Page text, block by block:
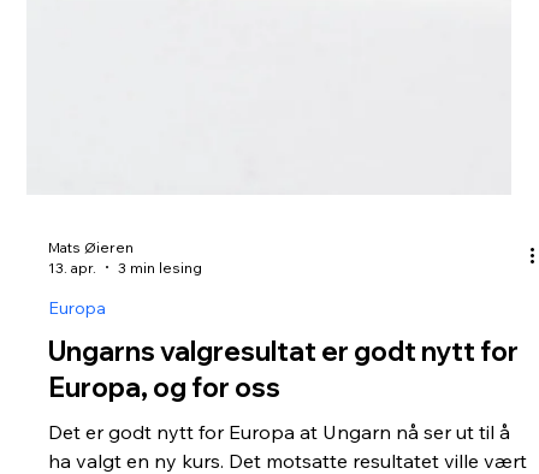
Europa
Har Putin fått Europa akkurat der han
vil ha oss?
Ukraina er frontlinjen Jeg har skrevet om det
tidligere, og nå vil jeg advare mot det samme igjen.
Utgangspunktet mitt er et Ukraina ikke nødvendigvis
er endestasjonen for Putins Russland. Ukraina er
frontlinjen. Det som skjer i Ukraina, handler nemlig
ikke bare om Ukraina. Det handler om Europa, om